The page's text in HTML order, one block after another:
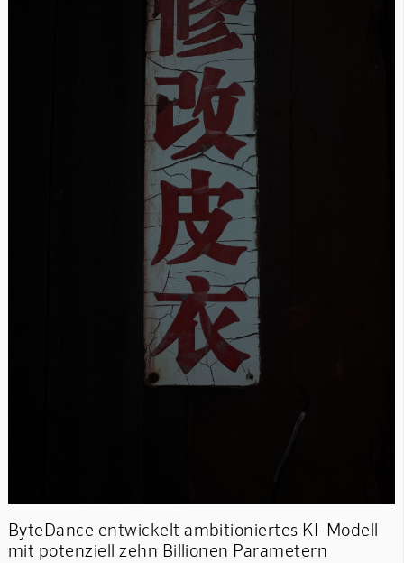
ByteDance entwickelt ambitioniertes KI-Modell
mit potenziell zehn Billionen Parametern